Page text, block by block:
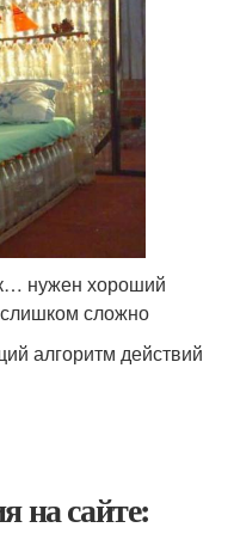
нужен хороший
сложно
алгоритм действий
на сайте: